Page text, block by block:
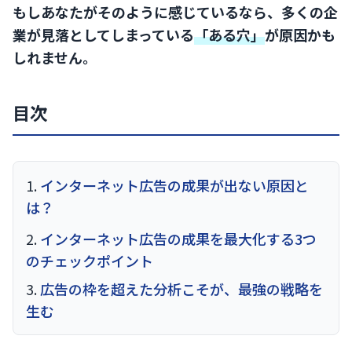
もしあなたがそのように感じているなら、多くの企
業が見落としてしまっている「ある穴」が原因かも
しれません。
目次
インターネット広告の成果が出ない原因と
は？
インターネット広告の成果を最大化する3つ
のチェックポイント
広告の枠を超えた分析こそが、最強の戦略を
生む